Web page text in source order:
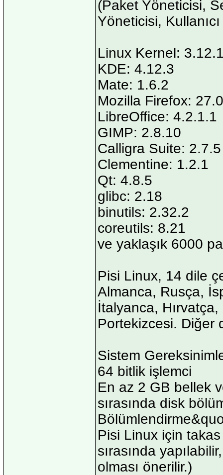
(Paket Yöneticisi,
Yöneticisi,
Linux Kernel:
KDE: 4.12.3
Mate: 1.6.2
Mozilla Firefox: 27.0
LibreOffice: 4.2.1.1
GIMP: 2.8.10
Calligra Suite: 2.7.5
Clementine: 1.2.1
Qt: 4.8.5
glibc: 2.18
binutils: 2.32.2
coreutils: 8.21
ve yaklaşık 6000
Pisi Linux, 14 dile
Almanca, Rusça,
İtalyanca,
Portekizcesi. Diğer
Sistem
64 bitlik işlemci
En az 2 GB bellek
sırasında disk
Pisi Linux için
sırasında
olması önerilir.)